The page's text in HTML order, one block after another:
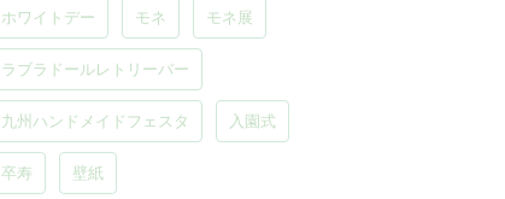
ホワイトデー モネ モネ展
ラブラドールレトリーバー
九州ハンドメイドフェスタ 入園式
卒寿 壁紙